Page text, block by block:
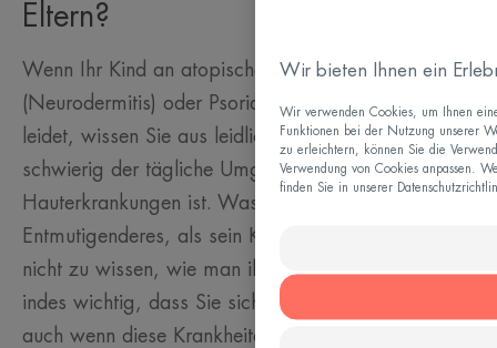
Eltern?
Wenn Ihr Kind an atopischer Dermatitis
(Neurodermitis) oder Psoriasis (Schuppenflechte)
leidet, wissen Sie aus leidlicher Erfahrung, wie
schwierig der tägliche Umgang mit diesen
Hauterkrankungen ist. Was gibt es
Entmutigenderes, als sein Kind leiden zu sehen und
nicht zu wissen, wie man ihm helfen kann? Es ist
indes wichtig, dass Sie sich nicht «schuldig» fühlen,
auch wenn diese Krankheiten erblich bedingt sind.
Wir bieten Ihnen ein
Wir verwenden Cookies, um Ihnen
Funktionen bei der Nutzung unserer
zu erleichtern, können Sie die
Verwendung von Cookies anpassen.
finden Sie in unserer